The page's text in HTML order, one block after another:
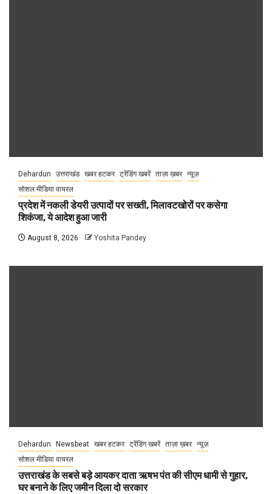
Dehardun उत्तराखंड खबर हटकर ट्रेंडिंग खबरें ताज़ा ख़बर न्यूज़
सोशल मीडिया वायरल
प्रदेश में नकली डेयरी उत्पादों पर सख्ती, मिलावटखोरों पर कसेगा
शिकंजा, ये आदेश हुआ जारी
August 8, 2026 Yoshita Pandey
Dehardun Newsbeat खबर हटकर ट्रेंडिंग खबरें ताज़ा ख़बर न्यूज़
सोशल मीडिया वायरल
उत्तराखंड के सबसे बड़े आयकर दाता ऋषभ पंत की सीएम धामी से गुहार,
घर बनाने के लिए जमीन दिला दो सरकार